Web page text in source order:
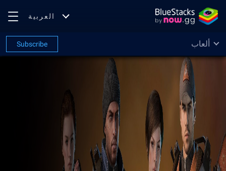
العربية
ألعاب Subscribe